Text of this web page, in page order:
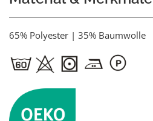
65% Polyester | 35% Baumwolle